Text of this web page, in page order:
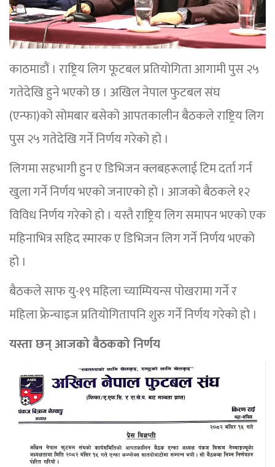
काठमाडौं । राष्ट्रिय लिग फूटबल प्रतियोगिता आगामी पुस २५
गतेदेखि हुने भएको छ । अखिल नेपाल फुटबल संघ
(एन्फा)को सोमबार बसेको आपतकालीन बैठकले राष्ट्रिय लिग
पुस २५ गतेदेखि गर्ने निर्णय गरेको हो ।
लिगमा सहभागी हुन ए डिभिजन क्लबहरूलाई टिम दर्ता गर्न
खुला गर्ने निर्णय भएको जनाएको हो । आजको बैठकले १२
विविध निर्णय गरेको हो । यस्तै राष्ट्रिय लिग समापन भएको एक
महिनाभित्र सहिद स्मारक ए डिभिजन लिग गर्ने निर्णय भएको
हो ।
बैठकले साफ यु-१९ महिला च्याम्पियन्स पोखरामा गर्ने र
महिला फ्रेन्चाइज प्रतियोगितापनि शुरु गर्ने निर्णय गरेको हो ।
यस्ता छन् आजको बैठकको निर्णय